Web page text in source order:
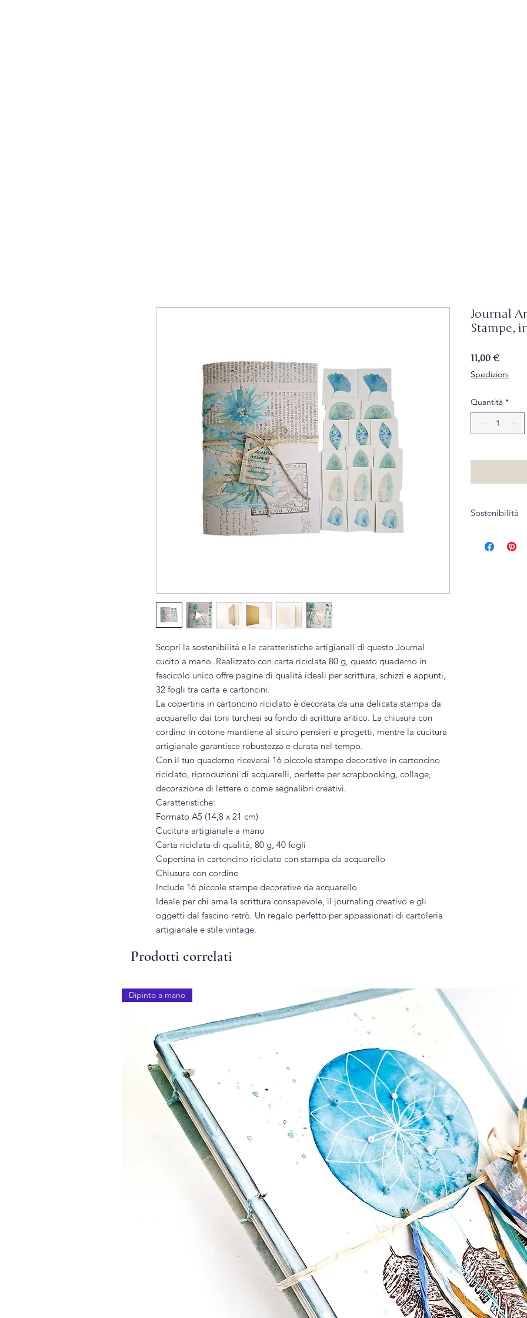
Scopri la sostenibilità e le caratteristiche artigianali di questo Journal
cucito a mano. Realizzato con carta riciclata 80 g, questo quaderno in
fascicolo unico offre pagine di qualità ideali per scrittura, schizzi e appunti,
32 fogli tra carta e cartoncini.
La copertina in cartoncino riciclato è decorata da una delicata stampa da
acquarello dai toni turchesi su fondo di scrittura antico. La chiusura con
cordino in cotone mantiene al sicuro pensieri e progetti, mentre la cucitura
artigianale garantisce robustezza e durata nel tempo.
Con il tuo quaderno riceverai 16 piccole stampe decorative in cartoncino
riciclato, riproduzioni di acquarelli, perfette per scrapbooking, collage,
decorazione di lettere o come segnalibri creativi.
Caratteristiche:
Formato A5 (14,8 x 21 cm)
Cucitura artigianale a mano
Carta riciclata di qualità, 80 g, 40 fogli
Copertina in cartoncino riciclato con stampa da acquarello
Chiusura con cordino
Include 16 piccole stampe decorative da acquarello
Ideale per chi ama la scrittura consapevole, il journaling creativo e gli
oggetti dal fascino retrò. Un regalo perfetto per appassionati di cartoleria
artigianale e stile vintage.
Journal
Stampe,
11,00 €Prezzo
Spedizioni
Quantità *
Sostenibilità
Prodotti correlati
Dipinto a mano